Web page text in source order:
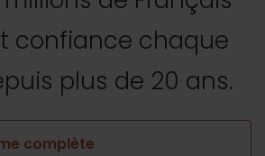
confiance chaque
plus de 20 ans.
complète